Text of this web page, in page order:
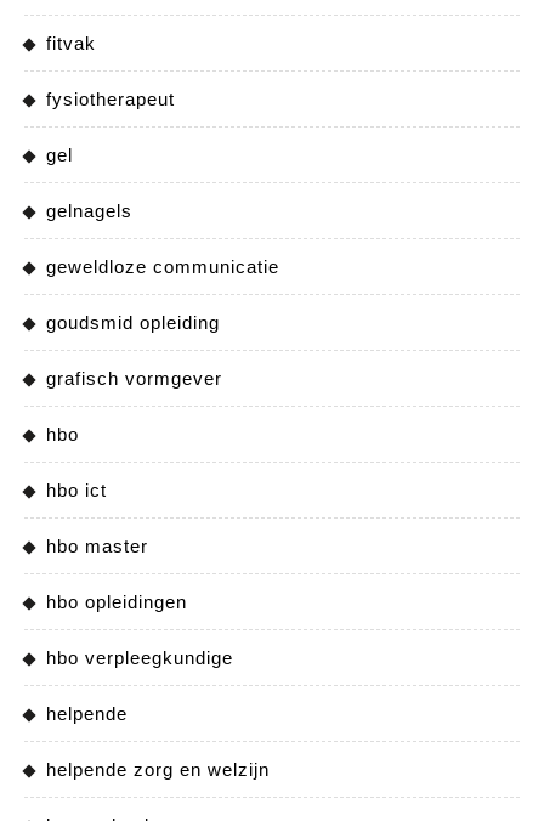
fitvak
fysiotherapeut
gel
gelnagels
geweldloze communicatie
goudsmid opleiding
grafisch vormgever
hbo
hbo ict
hbo master
hbo opleidingen
hbo verpleegkundige
helpende
helpende zorg en welzijn